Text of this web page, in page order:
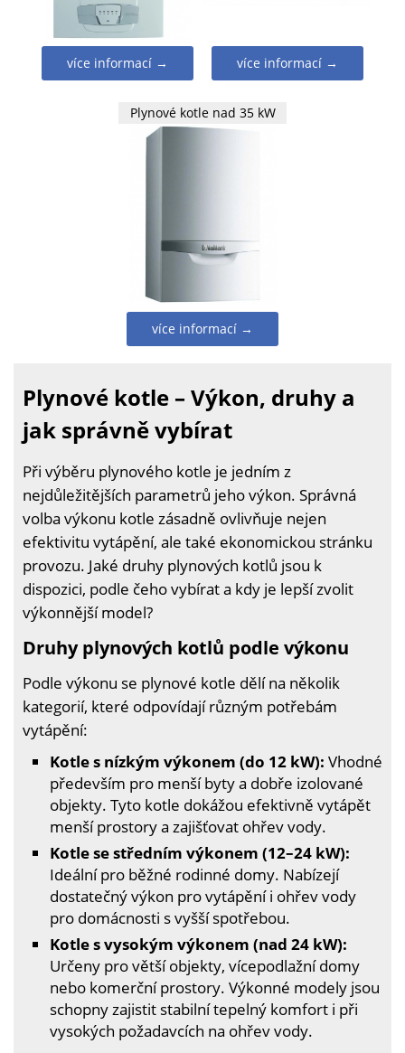
více informací → více informací →
Plynové kotle nad 35 kW
více informací →
Plynové kotle – Výkon, druhy a
jak správně vybírat
Při výběru plynového kotle je jedním z
nejdůležitějších parametrů jeho výkon. Správná
volba výkonu kotle zásadně ovlivňuje nejen
efektivitu vytápění, ale také ekonomickou stránku
provozu. Jaké druhy plynových kotlů jsou k
dispozici, podle čeho vybírat a kdy je lepší zvolit
výkonnější model?
Druhy plynových kotlů podle výkonu
Podle výkonu se plynové kotle dělí na několik
kategorií, které odpovídají různým potřebám
vytápění:
Kotle s nízkým výkonem (do 12 kW): Vhodné
především pro menší byty a dobře izolované
objekty. Tyto kotle dokážou efektivně vytápět
menší prostory a zajišťovat ohřev vody.
Kotle se středním výkonem (12–24 kW):
Ideální pro běžné rodinné domy. Nabízejí
dostatečný výkon pro vytápění i ohřev vody
pro domácnosti s vyšší spotřebou.
Kotle s vysokým výkonem (nad 24 kW):
Určeny pro větší objekty, vícepodlažní domy
nebo komerční prostory. Výkonné modely jsou
schopny zajistit stabilní tepelný komfort i při
vysokých požadavcích na ohřev vody.